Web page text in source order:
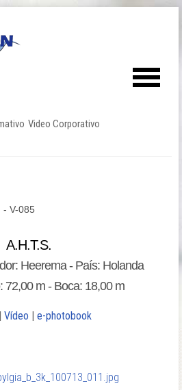
Video Corporativo
- V-085
A.H.T.S.
Heerema - País: Holanda
72,00 m - Boca: 18,00 m
Vídeo | e-photobook